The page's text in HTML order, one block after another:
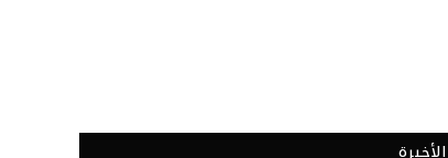
الأخيرة